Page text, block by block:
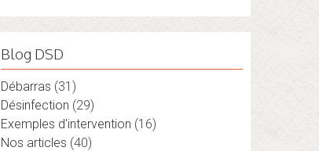
Blog DSD
Débarras (31)
Désinfection (29)
Exemples d'intervention (16)
Nos articles (40)